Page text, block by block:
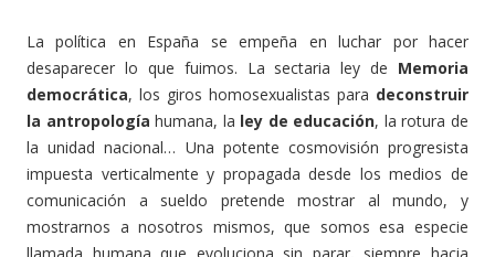
La política en España se empeña en luchar por hacer
desaparecer lo que fuimos. La sectaria ley de Memoria
democrática, los giros homosexualistas para deconstruir
la antropología humana, la ley de educación, la rotura de
la unidad nacional… Una potente cosmovisión progresista
impuesta verticalmente y propagada desde los medios de
comunicación a sueldo pretende mostrar al mundo, y
mostrarnos a nosotros mismos, que somos esa especie